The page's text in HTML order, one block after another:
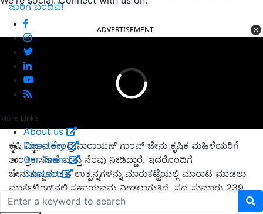
More Links
About us
Directory
Our Team
Contact
ಜಾರಿಗೆ ಬಂದಿವೆ!
ADVERTISEMENT
ಕೃಷಿ ವಿಜ್ಞಾನ ಕೇಂದ್ರ ನಾರಾಯಣ್ ಗಾಂವ್ ಜೇನು ಕೃಷಿಕ ಮಹಿಳೆಯರಿಗೆ
ತಾಂತ್ರಿಕ ಸಲಹೆ ಮತ್ತು ನೆರವು ನೀಡಿದ್ದಾರೆ. ಇದರೊಂದಿಗೆ
ಜೇನುತುಪ್ಪದಂತಹ ಉತ್ಪನ್ನಗಳನ್ನು ಮಾರುಕಟ್ಟೆಯಲ್ಲಿ ಮಾರಾಟ ಮಾಡಲು
ಮಾರ್ಕೆಟಿಂಗ್‌ನಲ್ಲಿ ಸಹಾಯವನ್ನು ನೀಡಲಾಗುತ್ತಿದೆ. ಸದ್ಯ ಸುಮಾರು 239
ಕೆಜಿ ಜೇನು ಮಾರಾಟದಿಂದ 95600 ರೂ.ವರೆಗೆ ಆದಾಯ ಬಂದಿದೆ.